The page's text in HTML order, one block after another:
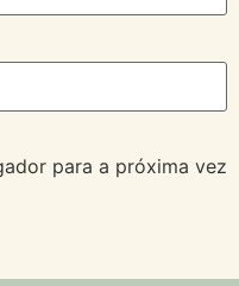
para a próxima vez